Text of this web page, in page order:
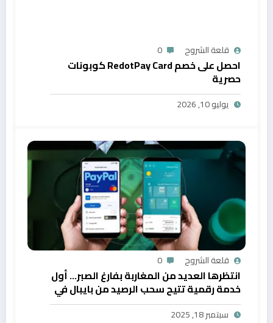
قلعة الشروح 0
احصل على خصم RedotPay Card كوبونات
حصرية
يوليو 10, 2026
قلعة الشروح 0
انتظرها العديد من المغاربة بفارغ الصبر… أول
خدمة رقمية تتيح سحب الرصيد من بايبال في
المغرب
سبتمبر 18, 2025